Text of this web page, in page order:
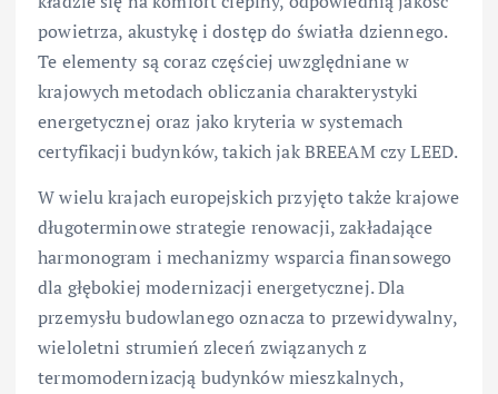
powietrza, akustykę i dostęp do światła dziennego.
Te elementy są coraz częściej uwzględniane w
krajowych metodach obliczania charakterystyki
energetycznej oraz jako kryteria w systemach
certyfikacji budynków, takich jak BREEAM czy LEED.
W wielu krajach europejskich przyjęto także krajowe
długoterminowe strategie renowacji, zakładające
harmonogram i mechanizmy wsparcia finansowego
dla głębokiej modernizacji energetycznej. Dla
przemysłu budowlanego oznacza to przewidywalny,
wieloletni strumień zleceń związanych z
termomodernizacją budynków mieszkalnych,